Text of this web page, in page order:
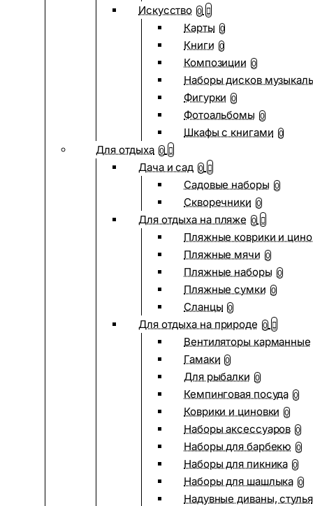
Искусство 0
Карты 0
Книги 0
Композиции 0
Наборы дисков
Фигурки 0
Фотоальбомы 0
Шкафы с книгами 0
Для отдыха 0
Дача и сад 0
Садовые наборы 0
Скворечники 0
Для отдыха на пляже 0
Пляжные коврики и
Пляжные мячи 0
Пляжные наборы 0
Пляжные сумки 0
Сланцы 0
Для отдыха на природе 0
Вентиляторы карманные
Гамаки 0
Для рыбалки 0
Кемпинговая посуда 0
Коврики и циновки 0
Наборы аксессуаров 0
Наборы для барбекю 0
Наборы для пикника 0
Наборы для шашлыка 0
Надувные диваны, стулья